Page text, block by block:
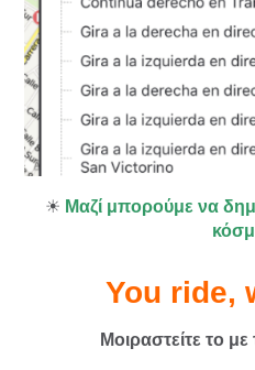
☀ Μαζί μπορούμε να
You ride,
Μοιραστείτε το